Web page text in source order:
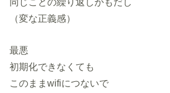
（変な正義感）
最悪
初期化できなくても
このままwifiにつないで